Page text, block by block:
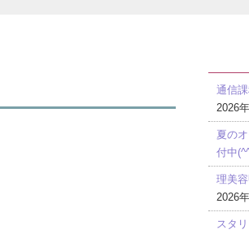
通信
2026
夏の
付中
理美
2026
スタ